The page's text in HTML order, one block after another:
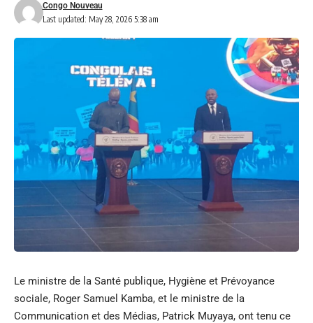
Last updated: May 28, 2026 5:38 am
Congo Nouveau
Le ministre de la Santé publique, Hygiène et Prévoyance
sociale, Roger Samuel Kamba, et le ministre de la
Communication et des Médias, Patrick Muyaya, ont tenu ce